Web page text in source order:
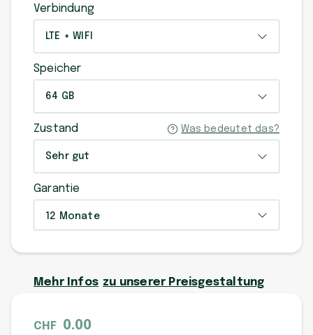
Verbindung
LTE + WIFI
Speicher
64 GB
Zustand Was bedeutet das?
Sehr gut
Garantie
12 Monate
Mehr Infos zu unserer Preisgestaltung
CHF 0.00